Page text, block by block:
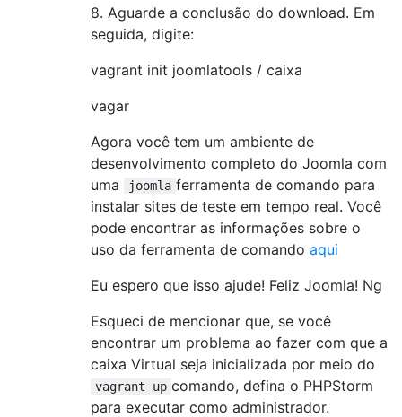
8. Aguarde a conclusão do download. Em
seguida, digite:
vagrant init joomlatools / caixa
vagar
Agora você tem um ambiente de
desenvolvimento completo do Joomla com
uma
joomla ferramenta de comando para
instalar sites de teste em tempo real. Você
pode encontrar as informações sobre o
uso da ferramenta de comando aqui
Eu espero que isso ajude! Feliz Joomla! Ng
Esqueci de mencionar que, se você
encontrar um problema ao fazer com que a
caixa Virtual seja inicializada por meio do
vagrant up comando, defina o PHPStorm
para executar como administrador.